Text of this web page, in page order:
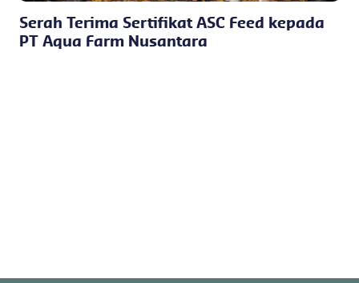
Serah Terima Sertifikat ASC Feed kepada
PT Aqua Farm Nusantara